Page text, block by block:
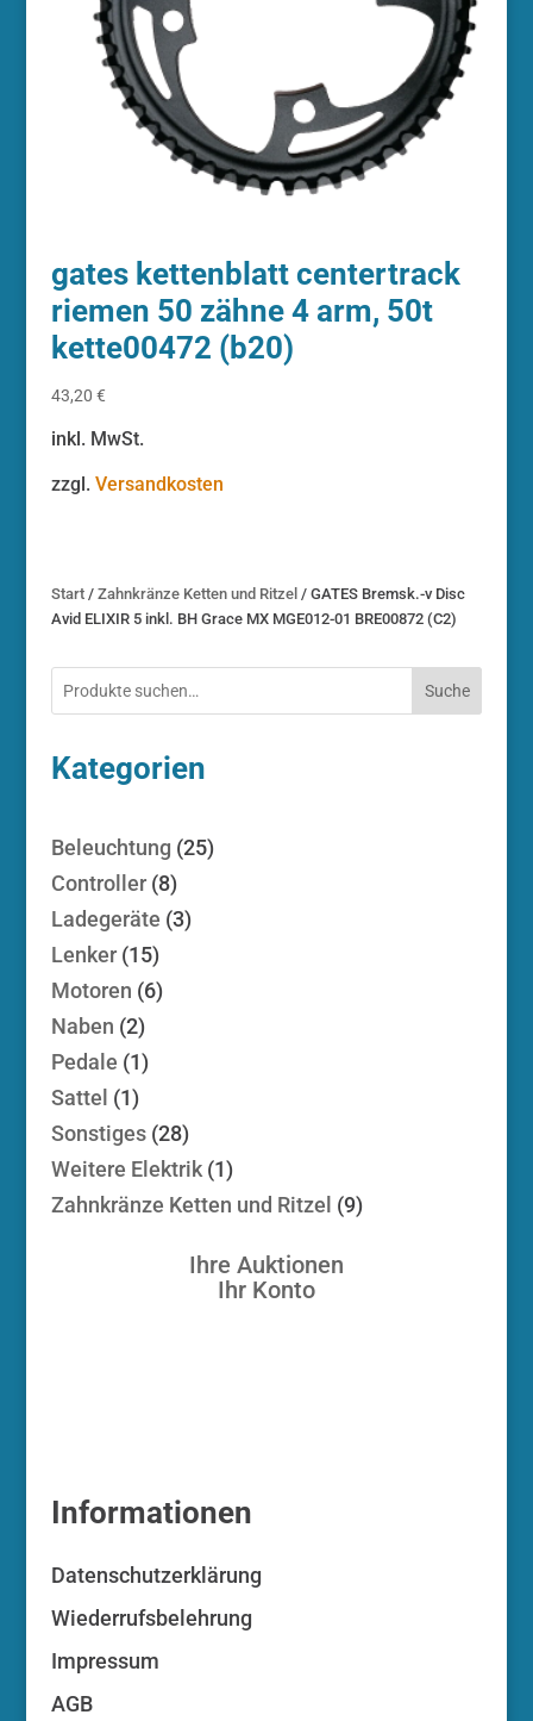
gates kettenblatt centertrack
riemen 50 zähne 4 arm, 50t
kette00472 (b20)
43,20 €
inkl. MwSt.
zzgl. Versandkosten
Start/ Zahnkränze Ketten und Ritzel / GATES Bremsk.-v Disc
Avid ELIXIR 5 inkl. BH Grace MX MGE012-01 BRE00872 (C2)
Suche
Kategorien
Beleuchtung 2525
Controller 88
Produkte
Ladegeräte 33
Lenker 1515
Produkte
Motoren 66
Naben 22
Produkte
Pedale 11
Sattel 11
Produkt
Sonstiges 2828
Produkte
Weitere Elektrik 11
Produkt
Zahnkränze Ketten und Ritzel 99
Ihre Auktionen
Ihr Konto
Informationen
Datenschutzerklärung
Wiederrufsbelehrung
Impressum
AGB